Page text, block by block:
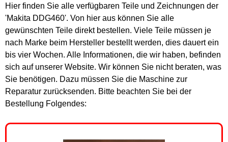
Hier finden Sie alle verfügbaren Teile und Zeichnungen der
'Makita DDG460'. Von hier aus können Sie alle
gewünschten Teile direkt bestellen. Viele Teile müssen je
nach Marke beim Hersteller bestellt werden, dies dauert ein
bis vier Wochen. Alle Informationen, die wir haben, befinden
sich auf unserer Website. Wir können Sie nicht beraten, was
Sie benötigen. Dazu müssen Sie die Maschine zur
Reparatur zurücksenden. Bitte beachten Sie bei der
Bestellung Folgendes: